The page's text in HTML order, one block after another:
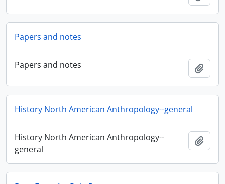
Papers and notes
Papers and notes
History North American Anthropology--general
History North American Anthropology--
general